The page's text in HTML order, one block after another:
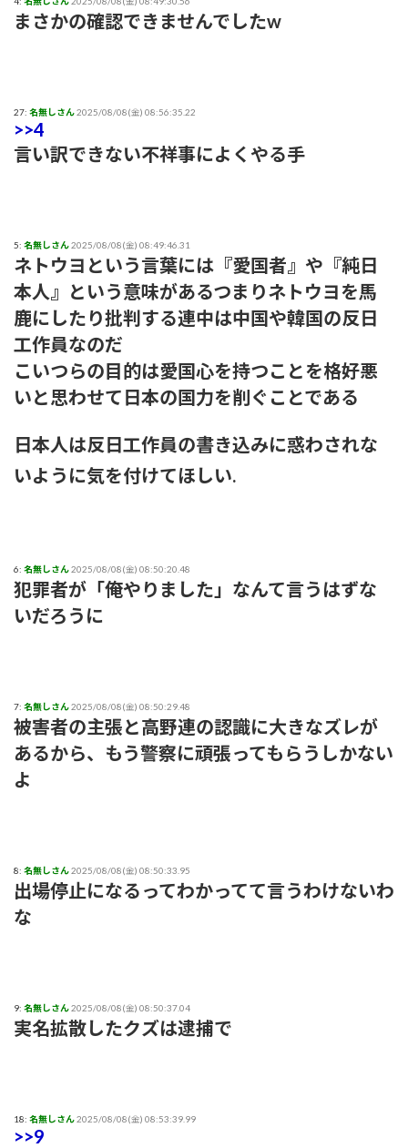
まさかの確認できませんでしたw
27: 名無しさん2025/08/08(金) 08:56:35.22
>>4
言い訳できない不祥事によくやる手
5: 名無しさん2025/08/08(金) 08:49:46.31
ネトウヨという言葉には『愛国者』や『純日
本人』という意味があるつまりネトウヨを馬
鹿にしたり批判する連中は中国や韓国の反日
工作員なのだ
こいつらの目的は愛国心を持つことを格好悪
いと思わせて日本の国力を削ぐことである
日本人は反日工作員の書き込みに惑わされな
いように気を付けてほしい.
6: 名無しさん2025/08/08(金) 08:50:20.48
犯罪者が「俺やりました」なんて言うはずな
いだろうに
7: 名無しさん2025/08/08(金) 08:50:29.48
被害者の主張と高野連の認識に大きなズレが
あるから、もう警察に頑張ってもらうしかない
よ
8: 名無しさん2025/08/08(金) 08:50:33.95
出場停止になるってわかってて言うわけないわ
な
9: 名無しさん2025/08/08(金) 08:50:37.04
実名拡散したクズは逮捕で
18: 名無しさん2025/08/08(金) 08:53:39.99
>>9